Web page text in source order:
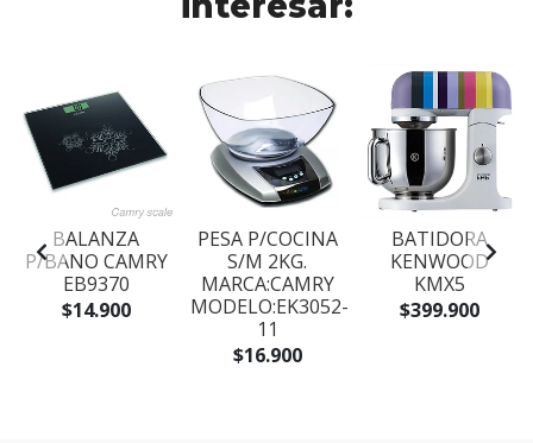
BALANZA
P/BANO CAMRY
EB9370
$14.900
PESA P/COCINA
S/M 2KG.
MARCA:CAMRY
MODELO:EK3052-
11
$16.900
BATIDORA
KENWOOD
KMX5
$399.900